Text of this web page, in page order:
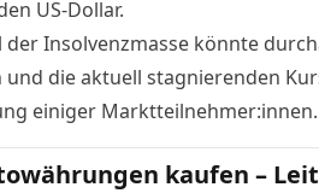
US-Dollar.
der Insolvenzmasse könnte
und die aktuell stagnierenden
einiger Marktteilnehmer:innen.
kaufen –